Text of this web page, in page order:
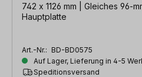
742 x 1126 mm | Gleiches 96-
Hauptplatte
Art.-Nr.: BD-BD0575
Auf Lager, Lieferung in 4-5
Speditionsversand